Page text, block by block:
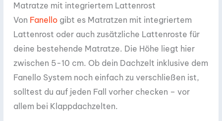
Matratze mit integriertem Lattenrost
Von Fanello gibt es Matratzen mit integriertem
Lattenrost oder auch zusätzliche Lattenroste für
deine bestehende Matratze. Die Höhe liegt hier
zwischen 5-10 cm. Ob dein Dachzelt inklusive dem
Fanello System noch einfach zu verschließen ist,
solltest du auf jeden Fall vorher checken – vor
allem bei Klappdachzelten.